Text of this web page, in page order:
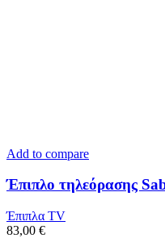
Add to compare
Έπιπλο τηλεόρασης
Έπιπλα TV
83,00 €